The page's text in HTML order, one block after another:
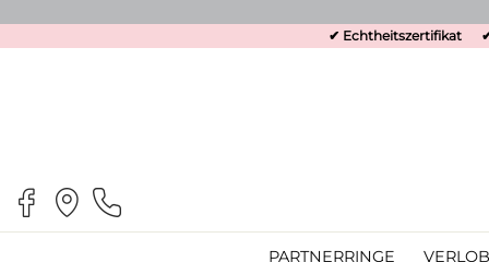
✔ Echtheitszertifikat
PARTNERRINGE